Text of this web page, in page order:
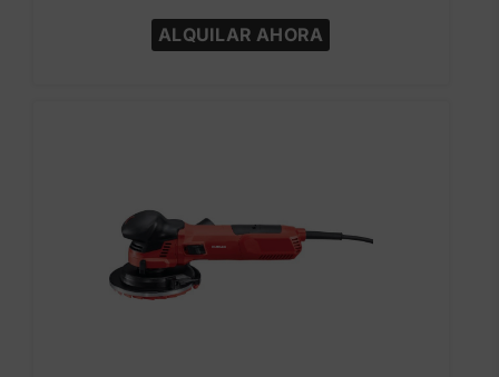
ALQUILAR AHORA